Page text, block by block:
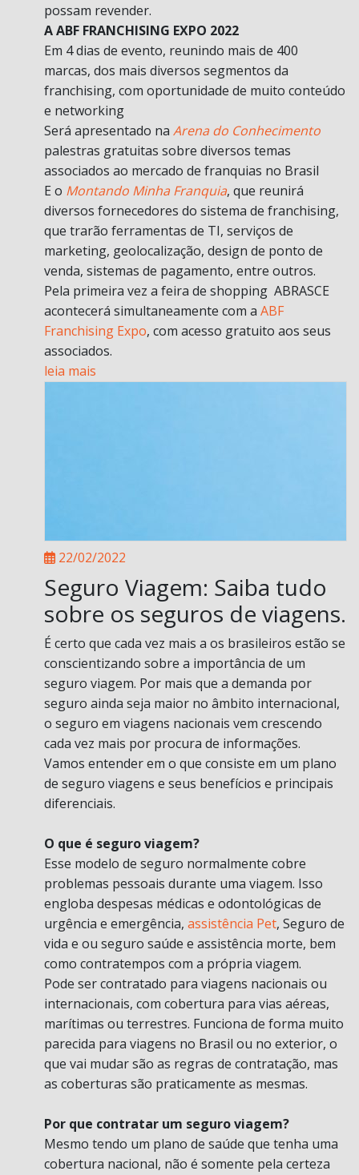
possam revender.
A ABF FRANCHISING EXPO 2022
Em 4 dias de evento, reunindo mais de 400
marcas, dos mais diversos segmentos da
franchising, com oportunidade de muito conteúdo
e networking
Será apresentado na Arena do Conhecimento
palestras gratuitas sobre diversos temas
associados ao mercado de franquias no Brasil
E o Montando Minha Franquia, que reunirá
diversos fornecedores do sistema de franchising,
que trarão ferramentas de TI, serviços de
marketing, geolocalização, design de ponto de
venda, sistemas de pagamento, entre outros.
Pela primeira vez a feira de shopping ABRASCE
acontecerá simultaneamente com a ABF
Franchising Expo, com acesso gratuito aos seus
associados.
leia mais
22/02/2022
Seguro Viagem: Saiba tudo
sobre os seguros de viagens.
É certo que cada vez mais a os brasileiros estão se
conscientizando sobre a importância de um
seguro viagem. Por mais que a demanda por
seguro ainda seja maior no âmbito internacional,
o seguro em viagens nacionais vem crescendo
cada vez mais por procura de informações.
Vamos entender em o que consiste em um plano
de seguro viagens e seus benefícios e principais
diferenciais.
O que é seguro viagem?
Esse modelo de seguro normalmente cobre
problemas pessoais durante uma viagem. Isso
engloba despesas médicas e odontológicas de
urgência e emergência, assistência Pet, Seguro de
vida e ou seguro saúde e assistência morte, bem
como contratempos com a própria viagem.
Pode ser contratado para viagens nacionais ou
internacionais, com cobertura para vias aéreas,
marítimas ou terrestres. Funciona de forma muito
parecida para viagens no Brasil ou no exterior, o
que vai mudar são as regras de contratação, mas
as coberturas são praticamente as mesmas.
Por que contratar um seguro viagem?
Mesmo tendo um plano de saúde que tenha uma
cobertura nacional, não é somente pela certeza